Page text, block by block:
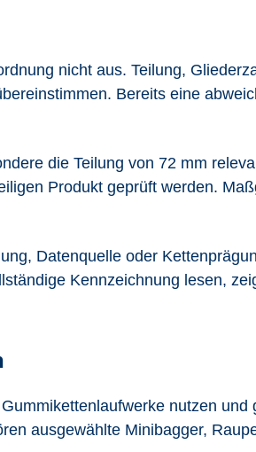
nicht aus. Teilung,
Bereits eine
die Teilung von 72 mm
Produkt geprüft werden.
Datenquelle oder
Kennzeichnung lesen,
nutzen
ausgewählte Minibagger,